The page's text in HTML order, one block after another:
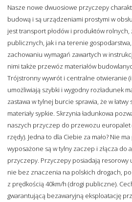
Nasze nowe dwuosiowe przyczepy
budową i są urządzeniami prostymi w
jest transport płodów i produktów
publicznych, jak i na terenie
zachowaniu wymagań zawartych w
nimi także przewóz materiałów
Trójstronny wywrót i centralne otwieranie
umożliwiają szybki i wygodny rozładunek
zastawa w tylnej burcie sprawia, że w
materiały sypkie. Skrzynia ładunkowa
naszych przyczep do przewozu europalet
rzędy). Jedna to dla Ciebie za mało? Nie
wyposażone są w tylny zaczep i złącza do
przyczepy. Przyczepy posiadają resorowy
nie bez znaczenia na polskich drogach,
z prędkością 40km/h (drogi publiczne).
gwarantującą bezawaryjną eksploatację